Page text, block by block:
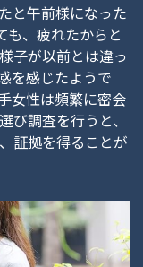
と午前様になった
も、疲れたからと
子が以前とは違っ
を感じたようで
女性は頻繁に密会
び調査を行うと、
証拠を得ることが